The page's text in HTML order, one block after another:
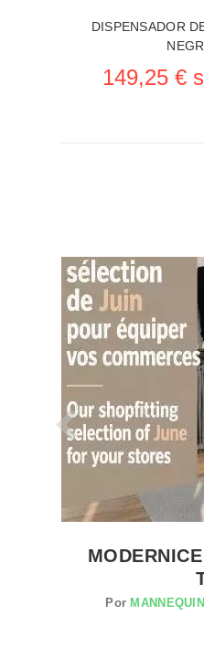
DISPENSADOR
149,25 €
VER EL
Por